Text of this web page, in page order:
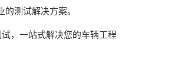
测试解决方案。
，一站式解决您的车辆工程